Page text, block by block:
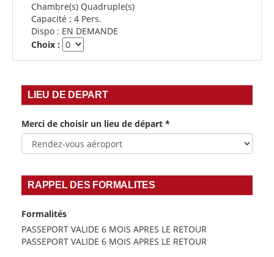
Chambre(s) Quadruple(s)
Capacité : 4 Pers.
Dispo : EN DEMANDE
Choix :
LIEU DE DEPART
Merci de choisir un lieu de départ *
RAPPEL DES FORMALITES
Formalités
PASSEPORT VALIDE 6 MOIS APRES LE RETOUR
PASSEPORT VALIDE 6 MOIS APRES LE RETOUR